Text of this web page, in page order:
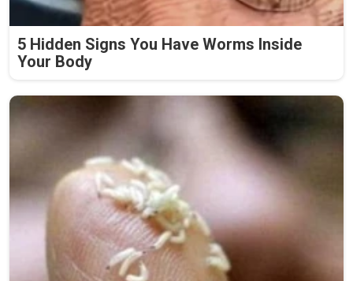
5 Hidden Signs You Have Worms Inside
Your Body